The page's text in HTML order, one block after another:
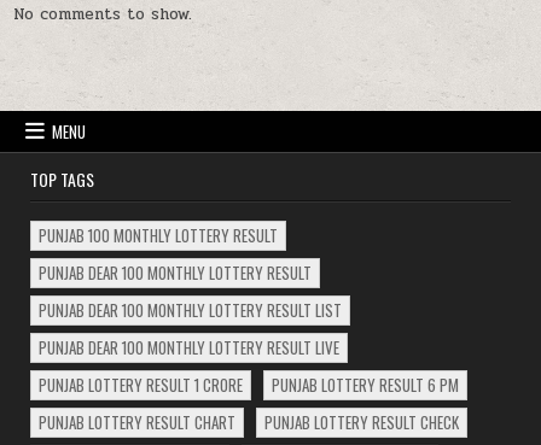
No comments to show.
MENU
TOP TAGS
PUNJAB 100 MONTHLY LOTTERY RESULT
PUNJAB DEAR 100 MONTHLY LOTTERY RESULT
PUNJAB DEAR 100 MONTHLY LOTTERY RESULT LIST
PUNJAB DEAR 100 MONTHLY LOTTERY RESULT LIVE
PUNJAB LOTTERY RESULT 1 CRORE
PUNJAB LOTTERY RESULT 6 PM
PUNJAB LOTTERY RESULT CHART
PUNJAB LOTTERY RESULT CHECK